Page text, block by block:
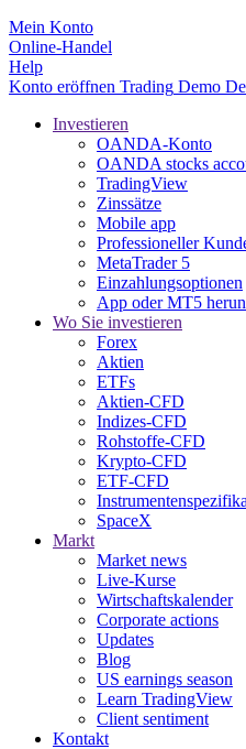
Mein Konto
Online-Handel
Help
Konto eröffnen Trading Demo
Investieren
OANDA-Konto
OANDA stocks
TradingView
Zinssätze
Mobile app
Professioneller
MetaTrader 5
Einzahlungsoptionen
App oder MT5
Wo Sie investieren
Forex
Aktien
ETFs
Aktien-CFD
Indizes-CFD
Rohstoffe-CFD
Krypto-CFD
ETF-CFD
SpaceX
Markt
Market news
Live-Kurse
Wirtschaftskalender
Corporate actions
Updates
Blog
US earnings season
Learn TradingView
Client sentiment
Kontakt